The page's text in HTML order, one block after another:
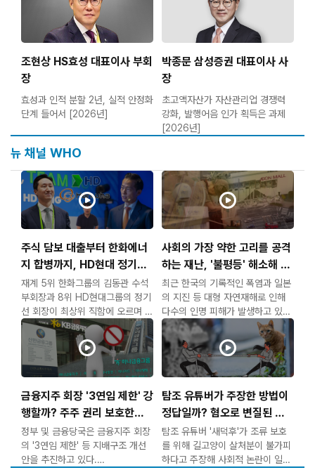
조현상 HS효성 대표이사 부회
장
효성과 인적 분할 2년, 실적 안정화
단계 들어서 [2026년]
박종문 삼성증권 대표이사 사
장
초고액자산가 자산관리업 경쟁력
강화, 발행어음 인가 획득은 과제
[2026년]
뉴 채널 WHO
주식 담보 대출부터 한화에너
지 합병까지, HD현대 정기선
과 한화 김동관의 지분 승계 방
법
재계 5위 한화그룹의 김동관 수석
부회장과 8위 HD현대그룹의 정기
선 회장이 최상위 직함에 오르며 경
영권 승계를 마무리지었다.
이제 재계의 시선은 그룹 지배력을
확정 짓기 위한 &
사회의 가장 약한 고리를 공격
하는 재난, '불평등' 해소해 사
회적 재해 방지해야
최근 한국의 기록적인 폭염과 일본
의 지진 등 대형 자연재해로 인해
다수의 인명 피해가 발생하고 있다.
폭염으로 인한 피해는 주로 고령자
와 실외에서 일하던 현장 노동자에
집중되고 있는 상황이
금융지주 회장 '3연임 제한' 강
행할까? 주주 권리 보호한다
던 이재명 정부의 모순
정부 및 금융당국은 금융지주 회장
의 '3연임 제한' 등 지배구조 개선
안을 추진하고 있다.
탐조 유튜버가 주장한 방법이
정답일까? 혐오로 변질된 길
고양이 해법 국회로 넘어갔다
탐조 유튜버 '새덕후'가 조류 보호
를 위해 길고양이 살처분이 불가피
하다고 주장해 사회적 논란이 일고